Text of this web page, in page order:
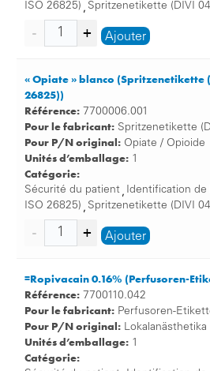
ISO 26825) , Spritzenetikette (DIVI
Ajouter
« Opiate » blanco (Spritzenetikette
26825))
Référence: 7700006.001
Pour le fabricant: Spritzenetikette
Pour P/N original: Opiate / Opioide
Unités d’emballage: 1
Catégorie:
Sécurité du patient , Identification de
ISO 26825) , Spritzenetikette (DIVI
Ajouter
=Ropivacain 0.16% (Perfusoren-
Référence: 7700110.042
Pour le fabricant: Perfusoren-
Pour P/N original: Lokalanästhetika
Unités d’emballage: 1
Catégorie: